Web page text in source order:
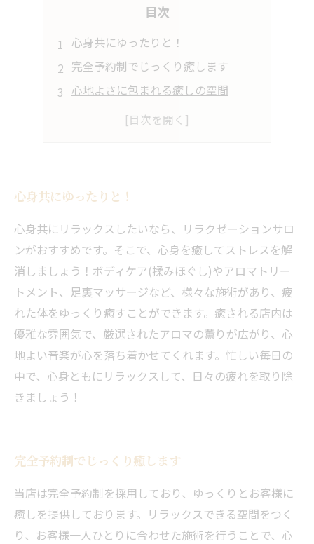
目次
心身共にゆったりと！
完全予約制でじっくり癒します
心地よさに包まれる癒しの空間
マッサージ初心者も安心！
心身共にゆったりと！
心身共にリラックスしたいなら、リラクゼーションサロ
ンがおすすめです。そこで、心身を癒してストレスを解
消しましょう！ボディケア(揉みほぐし)やアロマトリー
トメント、足裏マッサージなど、様々な施術があり、疲
れた体をゆっくり癒すことができます。癒される店内は
優雅な雰囲気で、厳選されたアロマの薫りが広がり、心
地よい音楽が心を落ち着かせてくれます。忙しい毎日の
中で、心身ともにリラックスして、日々の疲れを取り除
きましょう！
完全予約制でじっくり癒します
当店は完全予約制を採用しており、ゆっくりとお客様に
癒しを提供しております。リラックスできる空間をつく
り、お客様一人ひとりに合わせた施術を行うことで、心